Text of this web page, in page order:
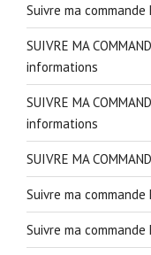
Suivre ma
SUIVRE MA
informations
SUIVRE MA
informations
SUIVRE MA
Suivre ma commande
Suivre ma commande